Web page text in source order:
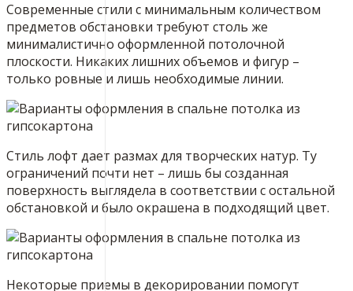
Современные стили с минимальным количеством
предметов обстановки требуют столь же
минималистично оформленной потолочной
плоскости. Никаких лишних объемов и фигур –
только ровные и лишь необходимые линии.
Стиль лофт дает размах для творческих натур. Ту
ограничений почти нет – лишь бы созданная
поверхность выглядела в соответствии с остальной
обстановкой и было окрашена в подходящий цвет.
Некоторые приемы в декорировании помогут